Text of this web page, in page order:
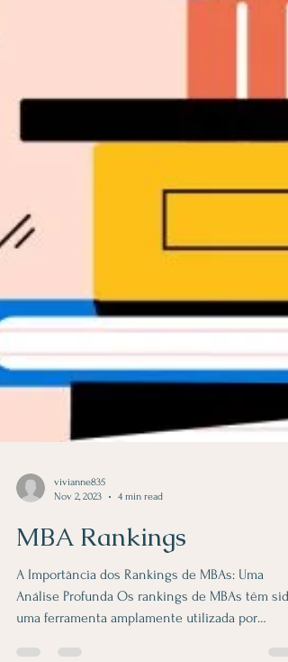
vivianne835
Nov 2, 2023
4 min read
MBA Rankings